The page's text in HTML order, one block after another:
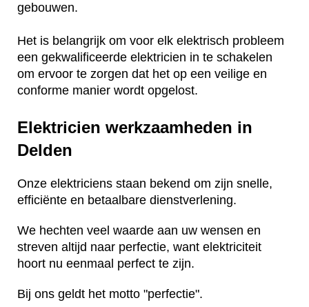
gebouwen.
Het is belangrijk om voor elk elektrisch probleem
een gekwalificeerde elektricien in te schakelen
om ervoor te zorgen dat het op een veilige en
conforme manier wordt opgelost.
Elektricien werkzaamheden in
Delden
Onze elektriciens staan bekend om zijn snelle,
efficiënte en betaalbare dienstverlening.
We hechten veel waarde aan uw wensen en
streven altijd naar perfectie, want elektriciteit
hoort nu eenmaal perfect te zijn.
Bij ons geldt het motto "perfectie".